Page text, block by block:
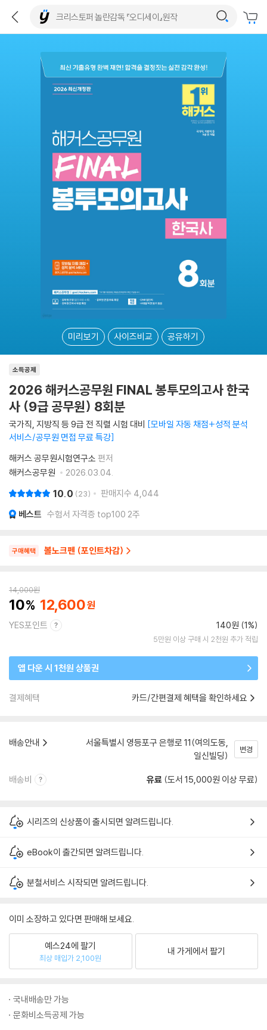
미리보기 사이즈비교 공유하기
소득공제
2026 해커스공무원 FINAL 봉투모의고사 한국
사 (9급 공무원) 8회분
국가직, 지방직 등 9급 전 직렬 시험 대비 모바일 자동 채점+성적 분석
서비스/공무원 면접 무료 특강
해커스 공무원시험연구소 편저
해커스공무원
2026.03.04.
10.0 23 판매지수 4,044
베스트 수험서 자격증 top100 2주
구매혜택 볼노크펜 (포인트차감)
14,000원
10 12,600
YES포인트 140원 (1%)
5만원 이상 구매 시 2천원 추가 적립
앱 다운 시 1천원 상품권
결제혜택 카드/간편결제 혜택을 확인하세요
배송안내
서울특별시 영등포구 은행로 11(여의도동,
일신빌딩)
변경
배송비 유료 (도서 15,000원 이상 무료)
시리즈의 신상품이 출시되면 알려드립니다.
eBook이 출간되면 알려드립니다.
분철서비스 시작되면 알려드립니다.
이미 소장하고 있다면 판매해 보세요.
예스24에 팔기
최상 매입가 2,100원
내 가게에서 팔기
국내배송만 가능
문화비소득공제 가능